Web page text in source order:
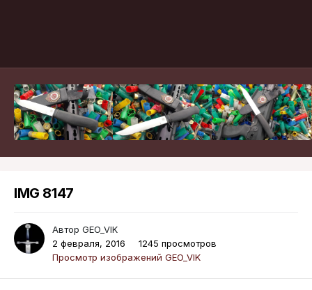
IMG 8147
Автор GEO_VIK
2 февраля, 2016
1245 просмотров
Просмотр изображений GEO_VIK